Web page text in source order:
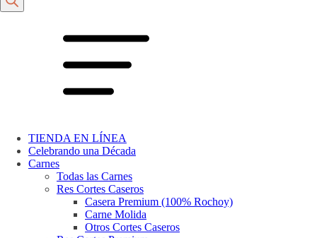
TIENDA EN LÍNEA
Celebrando una Década
Carnes
Todas las Carnes
Res Cortes Caseros
Casera Premium (100% Rochoy)
Carne Molida
Otros Cortes Caseros